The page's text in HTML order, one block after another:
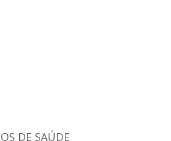
DE SAÚDE